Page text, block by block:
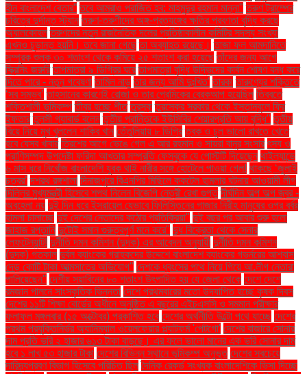
হীন বাংলাদেশ বেতার” তবে আমরাও পরাজিত হব: মাহমুদুর রহমান মান্না" তরুণ ট্রাম্পের
চরিত্রে দুর্দান্ত স্ট্যান তরুণ-তরুণীদের অঙ্গ-প্রত্যঙ্গের ক্ষতির প্রবণতা বৃদ্ধি করছে
অ্যালকোহল তরুণদের নতুন রাজনৈতিক দলের প্রতিষ্ঠাকালীন কমিটির সদস্য সংখ্যা
এখনও চূড়ান্ত হয়নি। তবে জানা গেছে তা অব্যাহত রয়েছে। তাজা ফল আমদানিতে
সম্পূরক শুল্ক ৩০ শতাংশ থেকে কমিয়ে ২৫ শতাংশ করা হয়েছে তাঁদের জন্য আগে
স্ক্রিনিং জরুরি তাপমাত্রা ৯ ডিগ্রির ঘরে তাপমাত্রা বৃদ্ধি উদ্ভিদের কার্বন শোষণ বন্ধ করে
দিতে পারে - নতুন গবেষণা তামিল নাড়ু তার জন্য আমি দুঃখিত' তারকা তারুণ্যের শক্তিতে
‘সব সম্ভব’ তাহসানের কারণেই রোজা ও তার প্রেমিকের ব্রেকআপ হয়েছিল তিব্বতে
শক্তিশালী ভূমিকম্প তীব্র হচ্ছে শীত তুরস্ক তুরস্কের সরকার থেকে ইস্তানবুলে ফ্রি
ইফতার তুলসী গ্যাবার্ড বলেন তৃতীয় প্রান্তিকে ইউসিবির শেয়ারপ্রতি আয় বৃদ্ধি" তৃতীয়
বিয়ে নিয়ে মুখ খুললেন শাকিব খান তেঁতুলিয়ায় ৮ ডিগ্রি ত্বক ও চুল ভালো রাখতে খেতে
হবে যেসব খাবার ত্রিশের আগে ভেঙে গেল এ আর রহমান ও সায়রা বানুর সংসার ৎস্য ও
প্রাণিসম্পদ উপদেষ্টা ফরিদা আখতার সম্প্রতি ফেসবুকে যে পোস্টটি দিয়েছেন থাইল্যান্ডে
৬ মাস ধরে নিখোঁজ বাংলাদেশি যুবক থাই নারীর সঙ্গে হোটেলে পাওয়া গেল! থাকছে ‘জুলাই
চত্বর’ দশরথ রঙ্গশালা দিনাজপুরে বিএনপির মিছিলে ককটেল হামলার ঘটনায় আওয়ামী লীগ
দিল্লির মুখ্যমন্ত্রী হিসেবে শপথ নিলেন বিজেপি নেত্রী রেখা গুপ্ত দীর্ঘদিন অল্প অল্প জ্বর -
অবহেলা নয় দুই দিন ধরে ইসরায়েল যেভাবে ফিলিস্তিনের গাজার নিরীহ মানুষের ওপর বর্বর
হামলা চালাচ্ছে দুই দেশের নেতাদের কঠোর প্রতিক্রিয়া" দুই বছর পর আবার শুরু হলো
জাহাজ রপ্তানি দুটোই সমান গুরুত্বপূর্ণ মনে করে" দুধ বিক্রেতা থেকে সেনার
লেফটেন্যান্ট! দুর্নীতি দমন কমিশন (দুদক) এর আবেদন অনুযায়ী দুর্নীতি দমন কমিশন
(দুদক) গতকাল দুর্বল ব্যাংকের গ্রাহকদের উদ্দেশে বাংলাদেশ ব্যাংকের গভর্নরের আশ্বাস
দেড় কোটি টাকা আত্মসাতের অভিযোগ" দেশকে ধ্বংসের পথে নিয়ে গিয়ে আ.লীগ নেতারা
পালিয়েছেন" দেশীয় সয়াবিনের ৮০ শতাংশ উৎপাদিত হয় যে জেলা থেকে দেশে দেশে
রমজান পালনে সাংস্কৃতিক ভিন্নতা দেশে প্রথমবারের মতো উদযাপিত হচ্ছে কৃষক দিবস
দেশের ১১টি শিক্ষা বোর্ডের অধীনে অনুষ্ঠিত এ বছরের এইচএসসি ও সমমান পরীক্ষার
ফলাফল মঙ্গলবার (১৫ অক্টোবর) প্রকাশিত হবে দেশের অর্থনীতি উল্টো পথে যাচ্ছে দেশের
প্রথম প্রযুক্তিনির্ভর অ্যানিম্যাল ওয়েলফেয়ার প্ল্যাটফর্ম 'পেটগো' দেশের বাজারে সোনার
দাম প্রতি ভরি ২ হাজার ৬১৩ টাকা বাড়ছে। এর ফলে ভালো মানের এক ভরি সোনার দাম
হবে ১ লাখ ৫৩ হাজার টাকা দেশের বিভিন্ন স্থানে ভূমিকম্প অনুভূত দেশের সবচেয়ে
দারিদ্র্যপ্রবণ বিভাগ হিসেবে পরিচিত ছিল দৈনিক রেকর্ড সংখ্যক বাংলাদেশিকে ভিসা দিচ্ছে